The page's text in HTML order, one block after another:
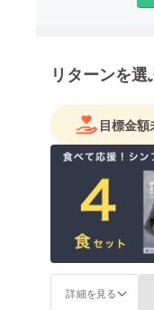
リターンを選
目標金
詳細を見る